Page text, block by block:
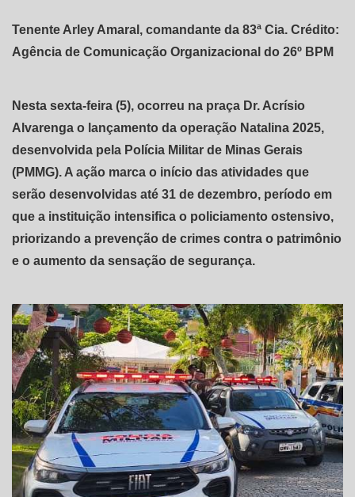
Tenente Arley Amaral, comandante da 83ª Cia. Crédito:
Agência de Comunicação Organizacional do 26º BPM
Nesta sexta-feira (5), ocorreu na praça Dr. Acrísio
Alvarenga o lançamento da operação Natalina 2025,
desenvolvida pela Polícia Militar de Minas Gerais
(PMMG). A ação marca o início das atividades que
serão desenvolvidas até 31 de dezembro, período em
que a instituição intensifica o policiamento ostensivo,
priorizando a prevenção de crimes contra o patrimônio
e o aumento da sensação de segurança.